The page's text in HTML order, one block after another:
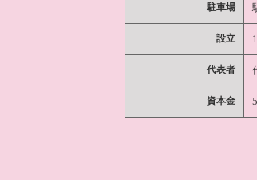
駐車場
設立
代表者
資本金